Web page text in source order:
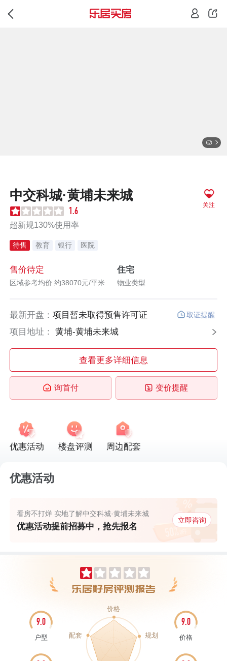
关注
中交科城·黄埔未来城
1.6
超新规130%使用率
待售 教育 银行 医院
售价待定
区域参考均价 约38070元/平米
住宅
物业类型
最新开盘：项目暂未取得预售许可证 取证提醒
项目地址： 黄埔-黄埔未来城
查看更多详细信息
询首付 变价提醒
优惠活动 楼盘评测 周边配套
优惠活动
看房不打烊 实地了解中交科城·黄埔未来城
优惠活动提前招募中，抢先报名
立即咨询
9.0
户型
9.0
价格
配套
价格
规划